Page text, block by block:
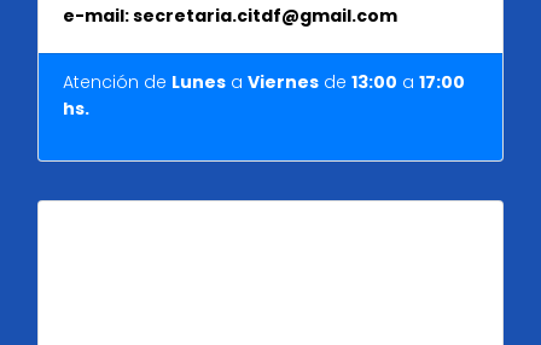
e-mail: secretaria.citdf@gmail.com
Atención de Lunes a Viernes de 13:00 a 17:00
hs.